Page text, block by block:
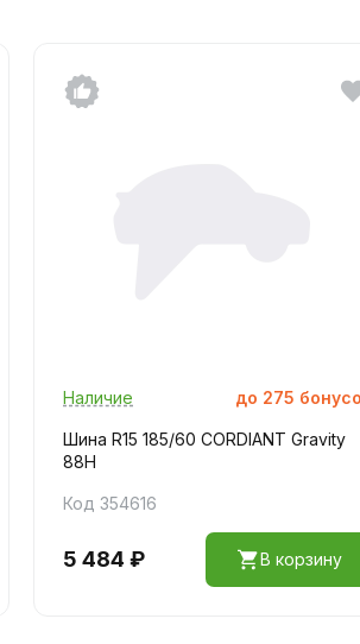
Наличие до 275
Шина R15 185/60 CORDIANT Gravity
88Н
Код 354616
5 484 ₽ В корзину